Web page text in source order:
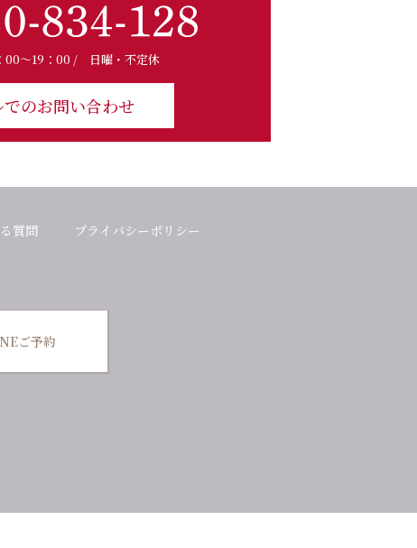
00～19：00 / 日曜・不定休
でのお問い合わせ
質問
プライバシーポリシー
ご予約